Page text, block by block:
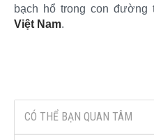
bạch hổ trong con đường
Việt Nam.​
CÓ THỂ BẠN QUAN TÂM